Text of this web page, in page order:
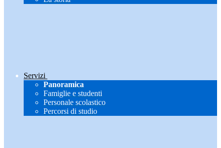
Servizi
Panoramica
Famiglie e studenti
Personale scolastico
Percorsi di studio